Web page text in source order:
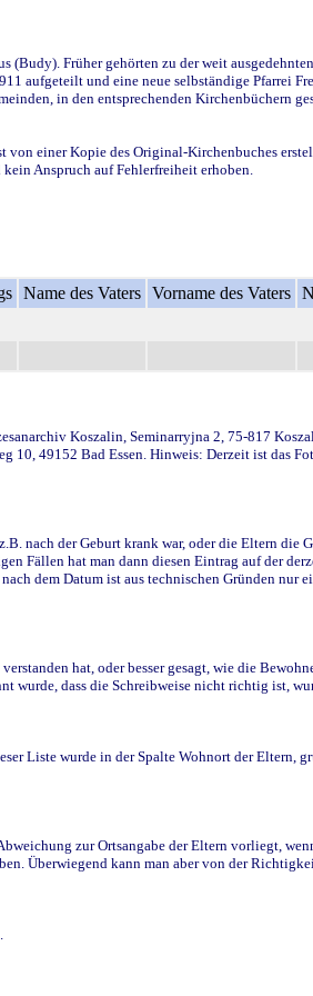
Früher gehörten zu der weit
aufgeteilt und eine neue selbständige Pfarrei
in den entsprechenden Kirchenbüchern
einer Kopie des Original-Kirchenbuches
Anspruch auf Fehlerfreiheit erhoben.
Name des Vaters Vorname des Vaters
Koszalin, Seminarryjna 2, 75-817
49152 Bad Essen. Hinweis: Derzeit ist das
nach der Geburt krank war, oder die Eltern die
Fällen hat man dann diesen Eintrag auf der
dem Datum ist aus technischen Gründen nur
hat, oder besser gesagt, wie die
wurde, dass die Schreibweise nicht richtig ist,
Liste wurde in der Spalte Wohnort der Eltern,
zur Ortsangabe der Eltern vorliegt,
Überwiegend kann man aber von der